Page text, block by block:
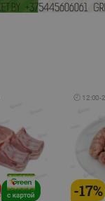
🕘 12:00-
-17%